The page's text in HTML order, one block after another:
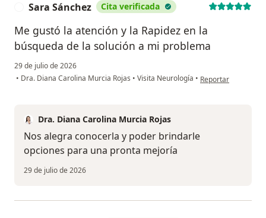
Sara Sánchez Cita verificada
Me gustó la atención y la Rapidez en la
búsqueda de la solución a mi problema
29 de julio de 2026
• Dra. Diana Carolina Murcia Rojas • Visita Neurología • en opinión del
Reportar
Dra. Diana Carolina Murcia Rojas
Nos alegra conocerla y poder brindarle
opciones para una pronta mejoría
29 de julio de 2026